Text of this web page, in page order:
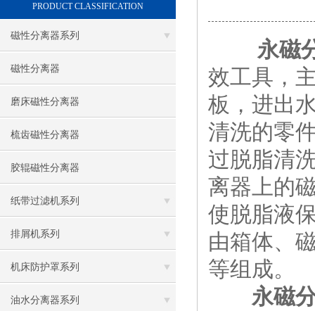
PRODUCT CLASSIFICATION
磁性分离器系列
磁性分离器
磨床磁性分离器
梳齿磁性分离器
胶辊磁性分离器
纸带过滤机系列
排屑机系列
机床防护罩系列
油水分离器系列
永磁
效工具，
板，进出
清洗的零
过脱脂清
离器上的
使脱脂液
由箱体、
等组成。
永磁